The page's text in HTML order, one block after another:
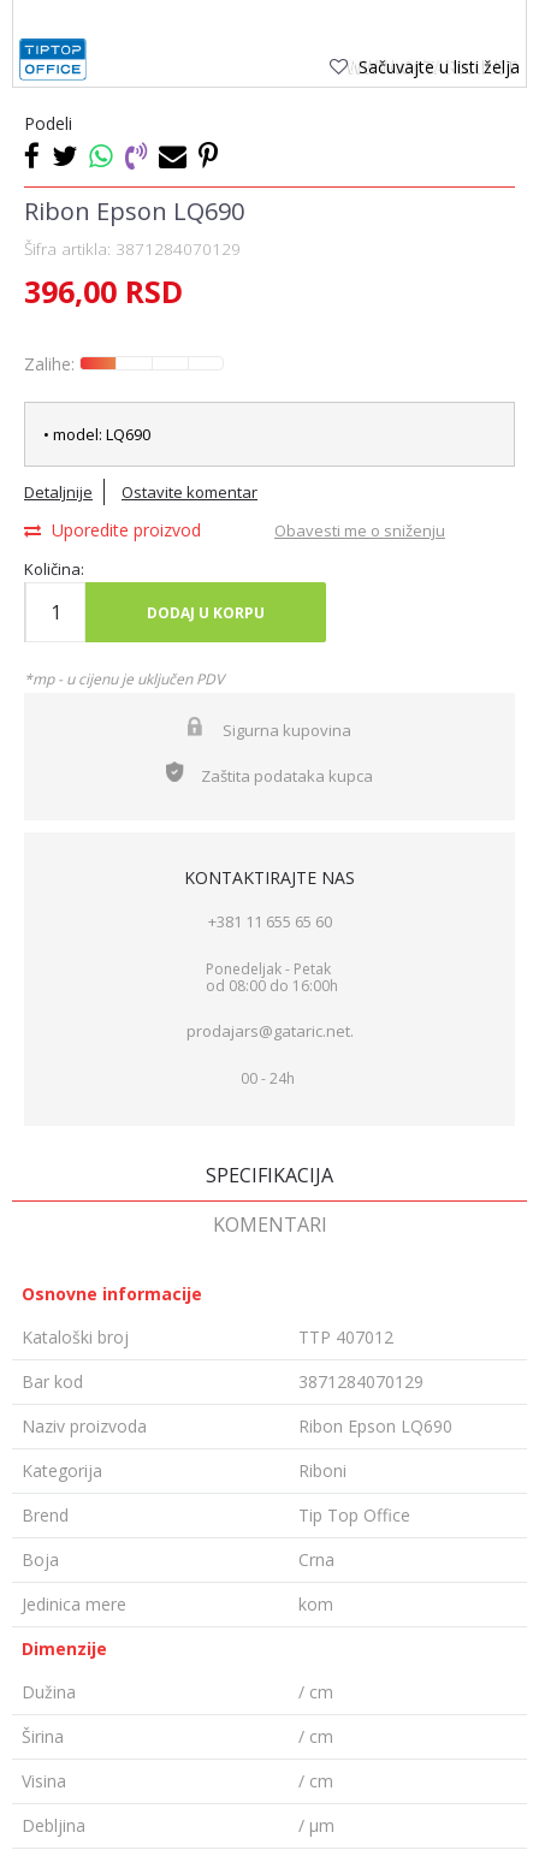
Sačuvajte u listi želja
Podeli
Ribon Epson LQ690
Šifra artikla: 3871284070129
396,00 RSD
Zalihe:
• model: LQ690
Detaljnije Ostavite komentar
Uporedite proizvod
Obavesti me o sniženju
Količina:
DODAJ U KORPU
*mp - u cijenu je uključen PDV
Sigurna kupovina
Zaštita podataka kupca
KONTAKTIRAJTE NAS
+381 11 655 65 60
Ponedeljak - Petak
od 08:00 do 16:00h
prodajars@gataric.net.
00 - 24h
SPECIFIKACIJA
KOMENTARI
Osnovne informacije
Kataloški broj
TTP 407012
Bar kod
3871284070129
Naziv proizvoda
Ribon Epson LQ690
Kategorija
Riboni
Brend
Tip Top Office
Boja
Crna
Jedinica mere
kom
Dimenzije
Dužina
/ cm
Širina
/ cm
Visina
/ cm
Debljina
/ µm